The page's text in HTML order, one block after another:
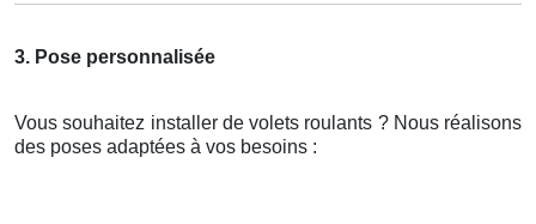
3. Pose personnalisée
Vous souhaitez installer de volets roulants ? Nous réalisons
des poses adaptées à vos besoins :